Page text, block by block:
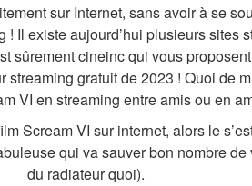
sur Internet, sans avoir à se
Il existe aujourd’hui plusieurs sites
sûrement cineinc qui vous
streaming gratuit de 2023 ! Quoi de
VI en streaming entre amis ou en
Scream VI sur internet, alors le
qui va sauver bon nombre
du radiateur quoi).